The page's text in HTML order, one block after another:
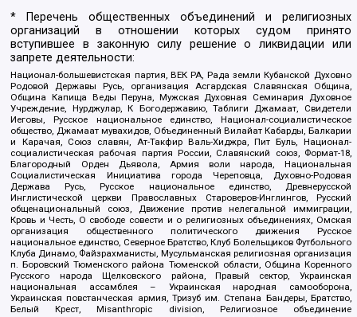
* Перечень общественных объединений и религиозных
организаций в отношении которых судом принято
вступившее в законную силу решение о ликвидации или
запрете деятельности:
Национал-большевистская партия, ВЕК РА, Рада земли Кубанской Духовно
Родовой Державы Русь, организация Асгардская Славянская Община,
Община Капища Веды Перуна, Мужская Духовная Семинария Духовное
Учреждение, Нурджулар, К Богодержавию, Таблиги Джамаат, Свидетели
Иеговы, Русское национальное единство, Национал-социалистическое
общество, Джамаат мувахидов, Объединенный Вилайат Кабарды, Балкарии
и Карачая, Союз славян, Ат-Такфир Валь-Хиджра, Пит Буль, Национал-
социалистическая рабочая партия России, Славянский союз, Формат-18,
Благородный Орден Дьявола, Армия воли народа, Национальная
Социалистическая Инициатива города Череповца, Духовно-Родовая
Держава Русь, Русское национальное единство, Древнерусской
Инглистической церкви Православных Староверов-Инглингов, Русский
общенациональный союз, Движение против нелегальной иммиграции,
Кровь и Честь, О свободе совести и о религиозных объединениях, Омская
организация общественного политического движения Русское
национальное единство, Северное Братство, Клуб Болельщиков Футбольного
Клуба Динамо, Файзрахманисты, Мусульманская религиозная организация
п. Боровский Тюменского района Тюменской области, Община Коренного
Русского народа Щелковского района, Правый сектор, Украинская
национальная ассамблея – Украинская народная самооборона,
Украинская повстанческая армия, Тризуб им. Степана Бандеры, Братство,
Белый Крест, Misanthropic division, Религиозное объединение